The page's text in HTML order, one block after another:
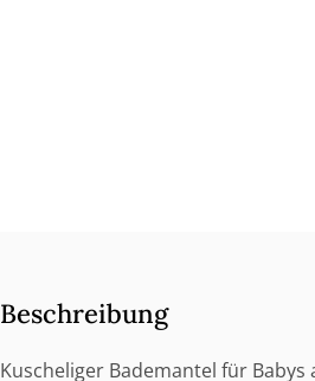
Beschreibung
Kuscheliger Bademantel für Babys